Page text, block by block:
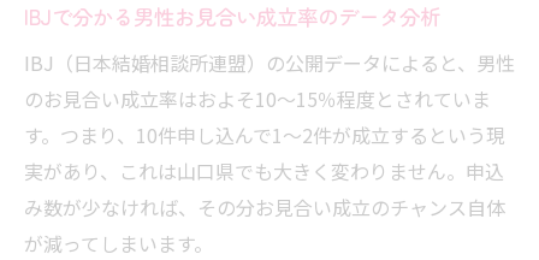
IBJで分かる男性お見合い成立率のデータ分析
IBJ（日本結婚相談所連盟）の公開データによると、男性
のお見合い成立率はおよそ10〜15％程度とされていま
す。つまり、10件申し込んで1〜2件が成立するという現
実があり、これは山口県でも大きく変わりません。申込
み数が少なければ、その分お見合い成立のチャンス自体
が減ってしまいます。